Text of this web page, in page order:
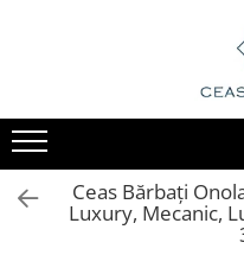
Ceas Bărbați
Luxury, Mecanic,